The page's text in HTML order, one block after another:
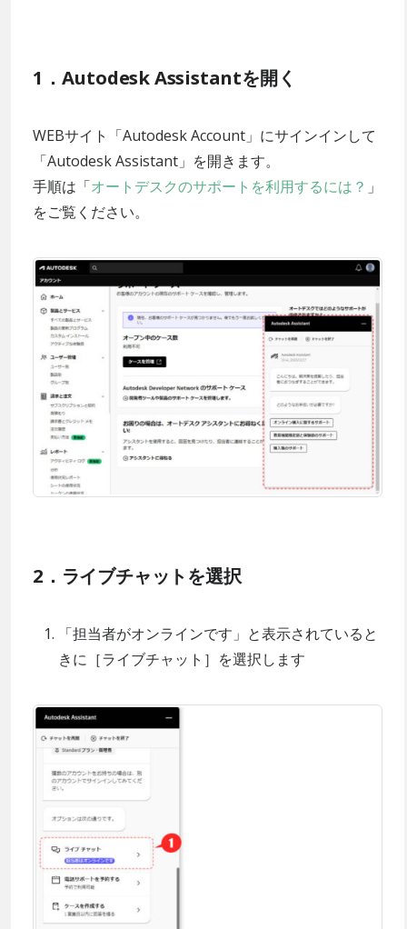
1．Autodesk Assistantを開く
WEBサイト「Autodesk Account」にサインインして
「Autodesk Assistant」を開きます。
手順は「オートデスクのサポートを利用するには？ 」
をご覧ください。
2．ライブチャットを選択
「担当者がオンラインです」と表示されていると
きに［ライブチャット］を選択します